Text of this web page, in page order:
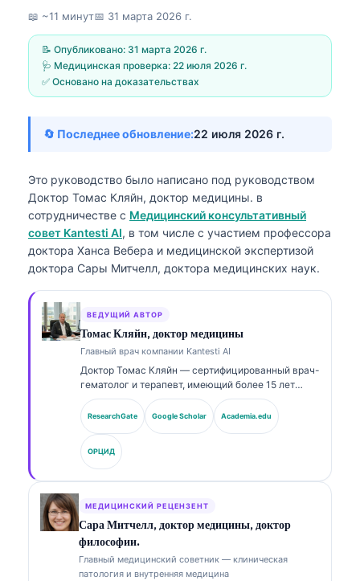
📖 ~11 минут📅 31 марта 2026 г.
📝 Опубликовано: 31 марта 2026 г.
🩺 Медицинская проверка: 22 июля 2026 г.
✅ Основано на доказательствах
🔄 Последнее обновление:22 июля 2026 г.
Это руководство было написано под руководством
Доктор Томас Кляйн, доктор медицины. в
сотрудничестве с Медицинский консультативный
совет Kantesti AI, в том числе с участием профессора
доктора Ханса Вебера и медицинской экспертизой
доктора Сары Митчелл, доктора медицинских наук.
ВЕДУЩИЙ АВТОР
Томас Кляйн, доктор медицины
Главный врач компании Kantesti AI
Доктор Томас Кляйн — сертифицированный врач-
гематолог и терапевт, имеющий более 15 лет
опыта в лабораторной медицине и клиническом
анализе с помощью ИИ. В качестве главного
врача (Chief Medical Officer) в Kantesti AI он
осуществляет клинический надзор за
медицинской точностью запатентованной
нейронной сети. Доктор Кляйн широко
публиковался по вопросам интерпретации
биомаркеров и лабораторной диагностики по
темам лабораторной медицины.
ResearchGate Google Scholar Academia.edu
ОРЦИД
МЕДИЦИНСКИЙ РЕЦЕНЗЕНТ
Сара Митчелл, доктор медицины, доктор
философии.
Главный медицинский советник — клиническая
патология и внутренняя медицина